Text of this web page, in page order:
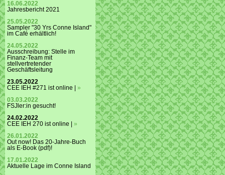
16.06.2022
Jahresbericht 2021
25.05.2022
Sampler "30 Yrs Conne Island"
im Café erhältlich!
24.05.2022
Ausschreibung: Stelle im
Finanz-Team mit
stellvertretender
Geschäftsleitung
23.05.2022
CEE IEH #271 ist online | »
03.03.2022
FSJler:in gesucht!
24.02.2022
CEE IEH 270 ist online | »
26.01.2022
Out now! Das 20-Jahre-Buch
als E-Book (pdf)!
17.01.2022
Aktuelle Lage im Conne Island